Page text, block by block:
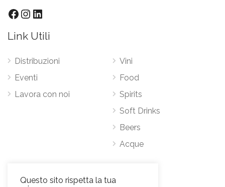
Facebook
Instagram
LinkedIn
Link Utili
Distribuzioni
Eventi
Lavora con noi
Vini
Food
Spirits
Soft Drinks
Beers
Acque
Questo sito rispetta la tua